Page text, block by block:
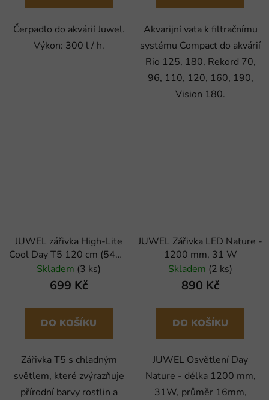
Čerpadlo do akvárií Juwel.
Výkon: 300 l / h.
Akvarijní vata k filtračnímu
systému Compact do akvárií
Rio 125, 180, Rekord 70,
96, 110, 120, 160, 190,
Vision 180.
JUWEL zářivka High-Lite
Cool Day T5 120 cm (54W)
(x)
Skladem (3 ks)
699 Kč
DO KOŠÍKU
Zářivka T5 s chladným
světlem, které zvýrazňuje
přírodní barvy rostlin a
JUWEL Zářivka LED Nature -
1200 mm, 31 W
Skladem (2 ks)
890 Kč
DO KOŠÍKU
JUWEL Osvětlení Day
Nature - délka 1200 mm,
31W, průměr 16mm,